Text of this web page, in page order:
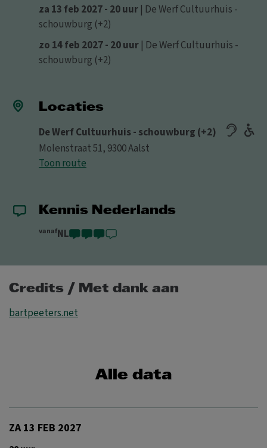
za 13 feb 2027 - 20 uur | De Werf Cultuurhuis -
schouwburg (+2)
zo 14 feb 2027 - 20 uur | De Werf Cultuurhuis -
schouwburg (+2)
Locaties
De Werf Cultuurhuis - schouwburg (+2)
Molenstraat 51, 9300 Aalst
Toon route
Kennis Nederlands
vanafNL
Credits / Met dank aan
bartpeeters.net
Alle data
ZA 13 FEB 2027